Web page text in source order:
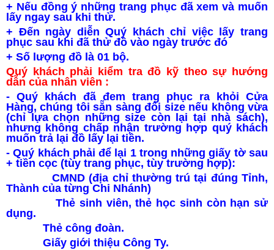
+ Nếu đồng ý những trang phục đã xem và muốn
lấy ngay sau khi thử.
+ Đến ngày diễn Quý khách chỉ việc lấy trang
phục sau khi đã thử đồ vào ngày trước đó
+ Số lượng đồ là 01 bộ.
Quý khách phải kiểm tra đồ kỹ theo sự hướng
dẫn của nhân viên :
- Quý khách đã đem trang phục ra khỏi Cửa
Hàng, chúng tôi sẵn sàng đổi size nếu không vừa
(chỉ lựa chọn những size còn lại tại nhà sách),
nhưng không chấp nhận trường hợp quý khách
muốn trả lại đồ lấy lại tiền.
- Quý khách phải để lại 1 trong những giấy tờ sau
+ tiền cọc (tùy trang phục, tùy trường hợp):
CMND (địa chỉ thường trú tại đúng Tỉnh,
Thành của từng Chi Nhánh)
Thẻ sinh viên, thẻ học sinh còn hạn sử
dụng.
Thẻ công đoàn.
Giấy giới thiệu Công Ty.